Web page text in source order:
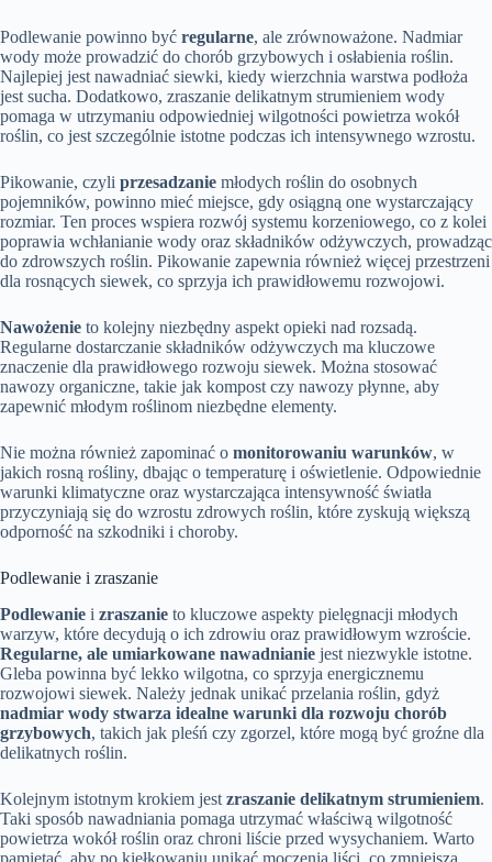
Podlewanie powinno być regularne, ale zrównoważone. Nadmiar
wody może prowadzić do chorób grzybowych i osłabienia roślin.
Najlepiej jest nawadniać siewki, kiedy wierzchnia warstwa podłoża
jest sucha. Dodatkowo, zraszanie delikatnym strumieniem wody
pomaga w utrzymaniu odpowiedniej wilgotności powietrza wokół
roślin, co jest szczególnie istotne podczas ich intensywnego wzrostu.
Pikowanie, czyli przesadzanie młodych roślin do osobnych
pojemników, powinno mieć miejsce, gdy osiągną one wystarczający
rozmiar. Ten proces wspiera rozwój systemu korzeniowego, co z kolei
poprawia wchłanianie wody oraz składników odżywczych, prowadząc
do zdrowszych roślin. Pikowanie zapewnia również więcej przestrzeni
dla rosnących siewek, co sprzyja ich prawidłowemu rozwojowi.
Nawożenie to kolejny niezbędny aspekt opieki nad rozsadą.
Regularne dostarczanie składników odżywczych ma kluczowe
znaczenie dla prawidłowego rozwoju siewek. Można stosować
nawozy organiczne, takie jak kompost czy nawozy płynne, aby
zapewnić młodym roślinom niezbędne elementy.
Nie można również zapominać o monitorowaniu warunków, w
jakich rosną rośliny, dbając o temperaturę i oświetlenie. Odpowiednie
warunki klimatyczne oraz wystarczająca intensywność światła
przyczyniają się do wzrostu zdrowych roślin, które zyskują większą
odporność na szkodniki i choroby.
Podlewanie i zraszanie
Podlewanie i zraszanie to kluczowe aspekty pielęgnacji młodych
warzyw, które decydują o ich zdrowiu oraz prawidłowym wzroście.
Regularne, ale umiarkowane nawadnianie jest niezwykle istotne.
Gleba powinna być lekko wilgotna, co sprzyja energicznemu
rozwojowi siewek. Należy jednak unikać przelania roślin, gdyż
nadmiar wody stwarza idealne warunki dla rozwoju chorób
grzybowych, takich jak pleśń czy zgorzel, które mogą być groźne dla
delikatnych roślin.
Kolejnym istotnym krokiem jest zraszanie delikatnym strumieniem.
Taki sposób nawadniania pomaga utrzymać właściwą wilgotność
powietrza wokół roślin oraz chroni liście przed wysychaniem. Warto
pamiętać, aby po kiełkowaniu unikać moczenia liści, co zmniejsza